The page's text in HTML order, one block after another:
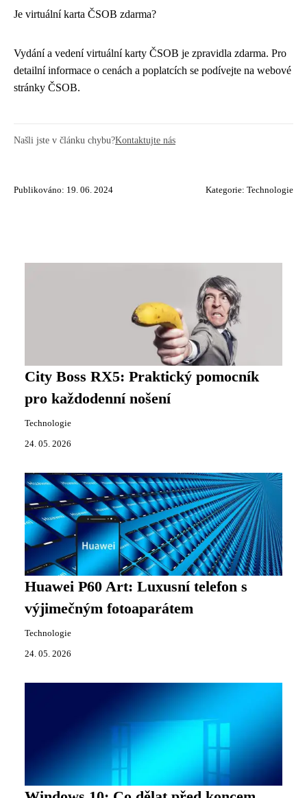
Je virtuální karta ČSOB zdarma?
Vydání a vedení virtuální karty ČSOB je zpravidla zdarma. Pro
detailní informace o cenách a poplatcích se podívejte na webové
stránky ČSOB.
Našli jste v článku chybu?Kontaktujte nás
Publikováno: 19. 06. 2024 Kategorie: Technologie
City Boss RX5: Praktický pomocník
pro každodenní nošení
Technologie
24. 05. 2026
Huawei P60 Art: Luxusní telefon s
výjimečným fotoaparátem
Technologie
24. 05. 2026